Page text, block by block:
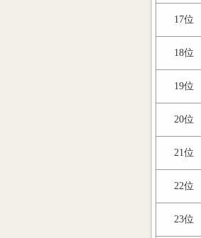
17位
18位
19位
20位
21位
22位
23位